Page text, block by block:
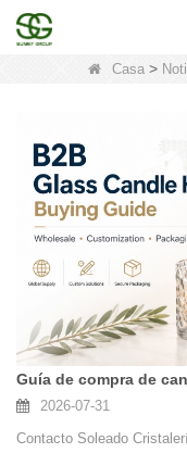
Casa>
2026-07-31
Contacto Soleado